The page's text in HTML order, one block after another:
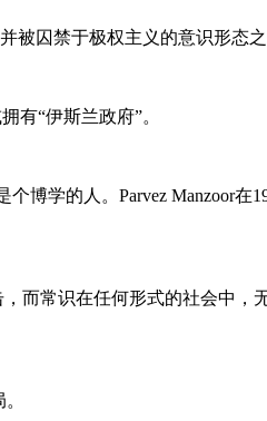
被囚禁于极权主义的意识形态之
有“伊斯兰政府”。
博学的人。Parvez Manzoor在
而常识在任何形式的社会中，